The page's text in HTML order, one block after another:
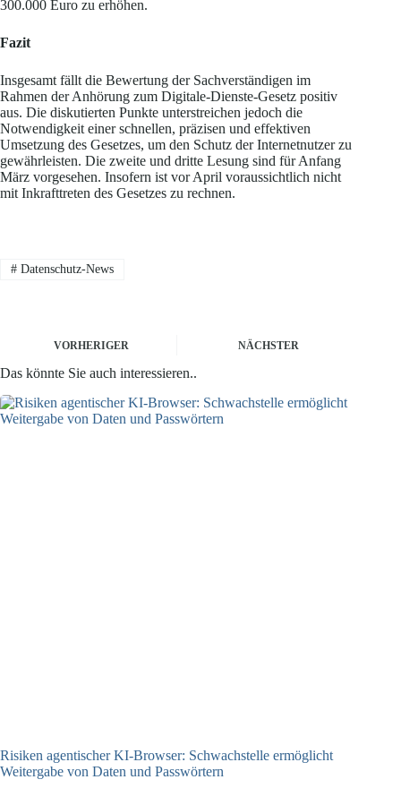
300.000 Euro zu erhöhen.
Fazit
Insgesamt fällt die Bewertung der Sachverständigen im
Rahmen der Anhörung zum Digitale-Dienste-Gesetz positiv
aus. Die diskutierten Punkte unterstreichen jedoch die
Notwendigkeit einer schnellen, präzisen und effektiven
Umsetzung des Gesetzes, um den Schutz der Internetnutzer zu
gewährleisten. Die zweite und dritte Lesung sind für Anfang
März vorgesehen. Insofern ist vor April voraussichtlich nicht
mit Inkrafttreten des Gesetzes zu rechnen.
#Datenschutz-News
VORHERIGER NÄCHSTER
Das könnte Sie auch interessieren..
Risiken agentischer KI-Browser: Schwachstelle ermöglicht
Weitergabe von Daten und Passwörtern